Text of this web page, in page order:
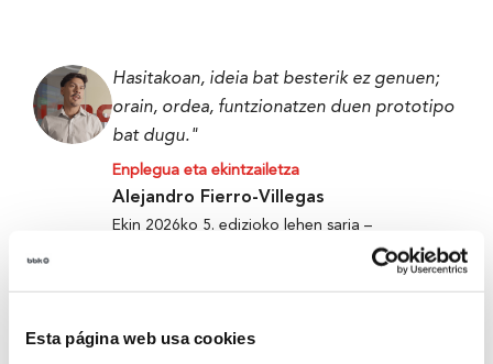
Esta página web usa cookies
Hasitakoan, ideia bat besterik ez genuen;
orain, ordea, funtzionatzen duen prototipo
bat dugu."
Enplegua eta ekintzailetza
Alejandro Fierro-Villegas
Ekin 2026ko 5. edizioko lehen saria –
Tripulazioen Erronka gure talentua